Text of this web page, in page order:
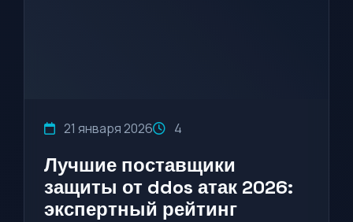
21 января 2026 4
Лучшие поставщики
защиты от ddos атак 2026:
экспертный рейтинг